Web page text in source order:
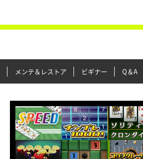
メンテ＆レストア ビギナー Q＆A